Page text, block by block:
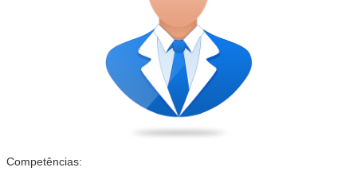
Competências: